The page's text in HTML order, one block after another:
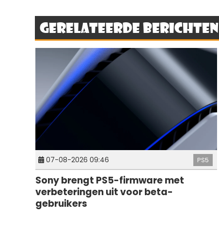
Gerelateerde berichten
07-08-2026 09:46 PS5
Sony brengt PS5-firmware met
verbeteringen uit voor beta-
gebruikers